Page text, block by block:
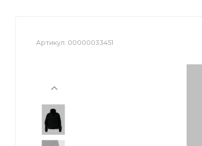
Артикул: 00000033451